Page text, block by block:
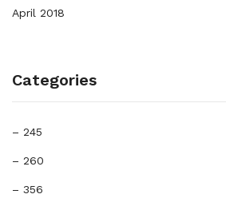
April 2018
Categories
– 245
– 260
– 356